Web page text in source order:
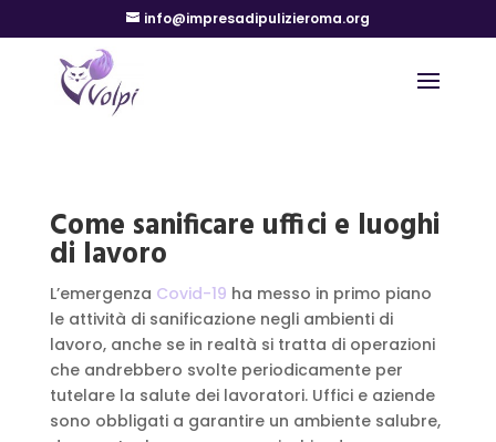
info@impresadipulizieroma.org
Come sanificare uffici e luoghi
di lavoro
L’emergenza Covid-19 ha messo in primo piano
le attività di sanificazione negli ambienti di
lavoro, anche se in realtà si tratta di operazioni
che andrebbero svolte periodicamente per
tutelare la salute dei lavoratori. Uffici e aziende
sono obbligati a garantire un ambiente salubre,